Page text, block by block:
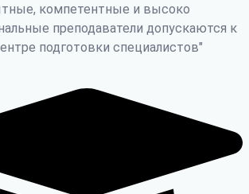
компетентные и высоко
преподаватели допускаются к
подготовки специалистов"